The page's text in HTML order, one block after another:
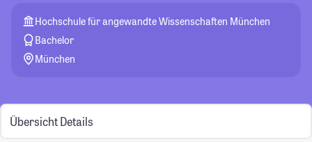
Hochschule für angewandte Wissenschaften München
Bachelor
München
Übersicht Details